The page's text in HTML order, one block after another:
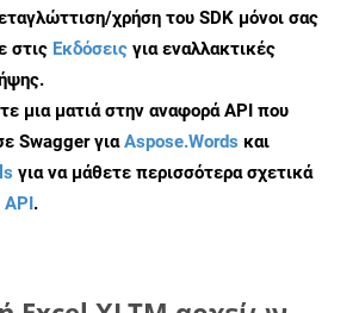
χρήση του SDK μόνοι σας
στις Εκδόσεις για εναλλακτικές
μια ματιά στην αναφορά API που
Swagger γιαAspose.Words και
για να μάθετε περισσότερα σχετικά
API.